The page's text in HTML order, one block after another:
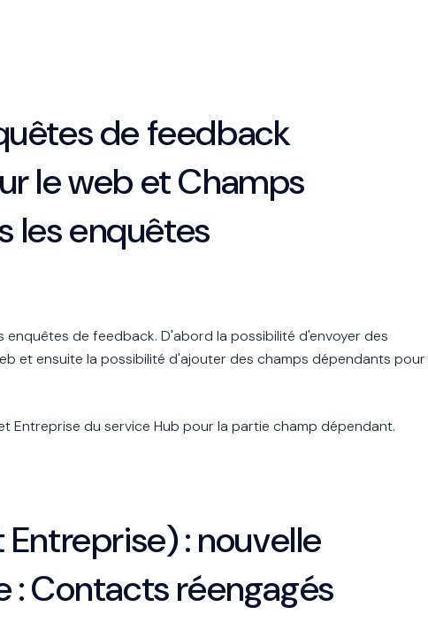
de feedback
le web et Champs
les enquêtes
de feedback. D'abord la possibilité d'envoyer des
et ensuite la possibilité d'ajouter des champs dépendants pour
Entreprise du service Hub pour la partie champ dépendant.
Entreprise) : nouvelle
: Contacts réengagés